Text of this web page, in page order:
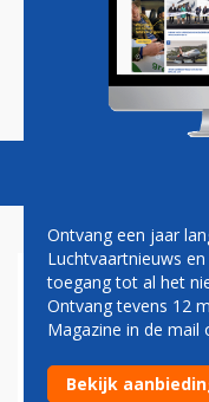
Magazine
FRAPORT
OVER 2002
Ontvang een jaar
Luchtvaartnieuws
toegang tot al het
Ontvang tevens 12
Magazine in de mail
Bekijk